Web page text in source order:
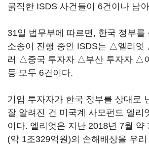
굵직한 ISDS 사건들이 6건이나 남
31일 법무부에 따르면, 한국 정부를
소송이 진행 중인 ISDS는 △엘리
러 △중국 투자자 △부산 투자자 △
등 모두 6건이다.
기업 투자자가 한국 정부를 상대로
잘 알려진 건 미국계 사모펀드 엘리
이다. 엘리엇은 지난 2018년 7월 약
(약 1조329억원)의 손해배상을 우